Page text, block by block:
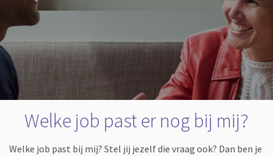
Welke job past er nog bij mij?
Welke job past bij mij? Stel jij jezelf die vraag ook? Dan ben je